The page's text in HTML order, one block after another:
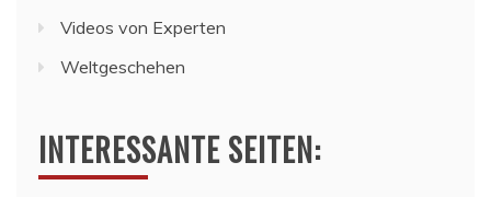
Videos von Experten
Weltgeschehen
INTERESSANTE SEITEN: